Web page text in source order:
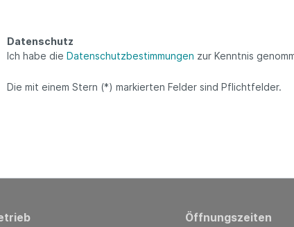
Datenschutz
Ich habe die Datenschutzbestimmungen zur Kenntnis
Die mit einem Stern (*) markierten Felder sind Pflichtfelder.
Öffnungszeiten